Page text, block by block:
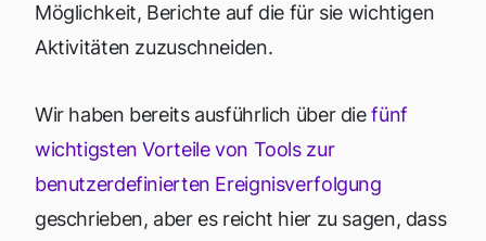
Möglichkeit, Berichte auf die für sie wichtigen
Aktivitäten zuzuschneiden.
Wir haben bereits ausführlich über diefünf
wichtigsten Vorteile von Tools zur
benutzerdefinierten Ereignisverfolgung
geschrieben, aber es reicht hier zu sagen, dass